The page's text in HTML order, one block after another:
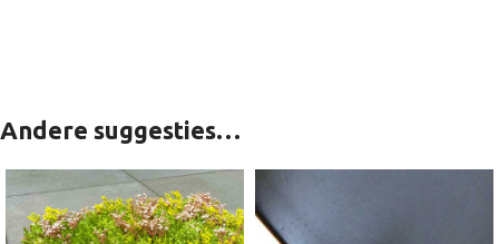
Andere suggesties…